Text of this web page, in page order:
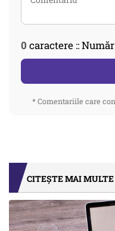
0 caractere ::
* Comentariile care
CITEȘTE MAI